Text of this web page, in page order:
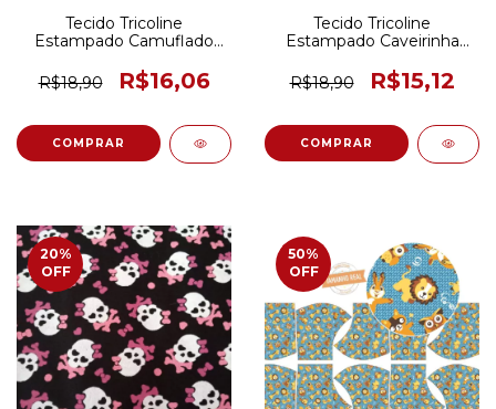
Tecido Tricoline
Estampado Camuflado
R$18,90
R$16,06
Tecido Tricoline
Estampado Caveirinha
R$18,90
R$15,12
20%
OFF
50%
OFF